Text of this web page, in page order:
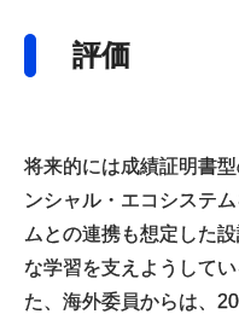
評価
将来的には成績証明書
ンシャル・エコシステ
ムとの連携も想定した
な学習を支えようして
た、海外委員からは、